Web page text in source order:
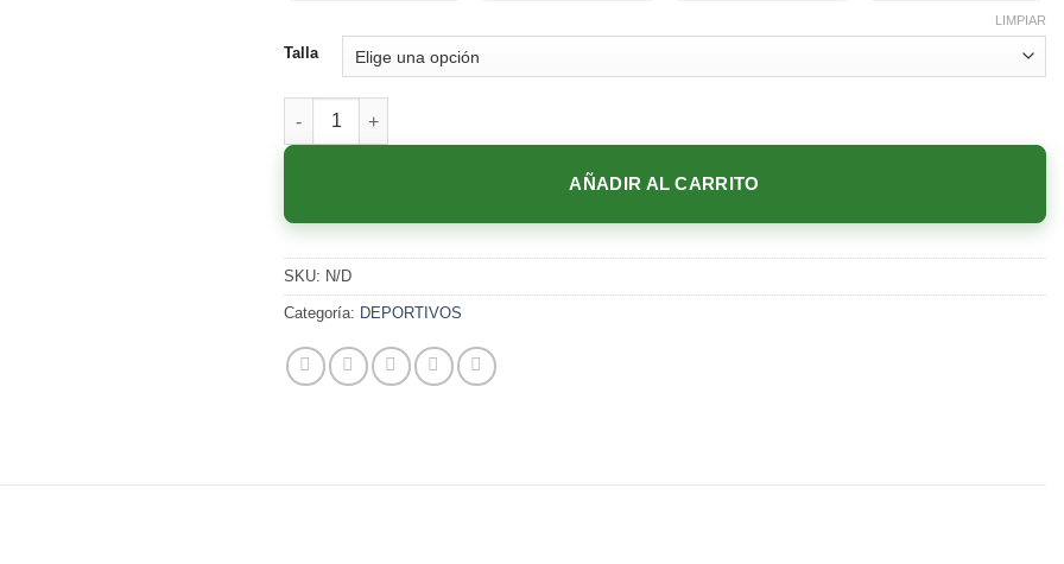
Talla
LIMPIAR
245P CAFE cantidad
AÑADIR AL CARRITO
SKU: N/D
Categoría: DEPORTIVOS